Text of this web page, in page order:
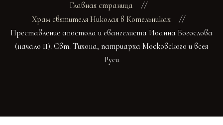
Главная страница
Храм святителя Николая в Котельниках
Преставление апостола и евангелиста Иоанна Богослова
(начало II). Свт. Тихона, патриарха Московского и всея
Руси